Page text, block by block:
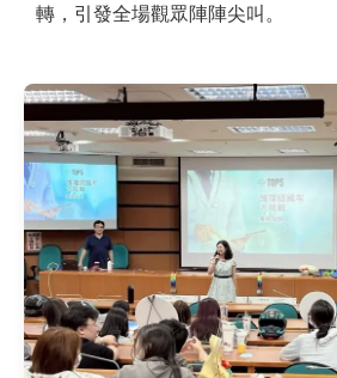
轉，引發全場觀眾陣陣尖叫。